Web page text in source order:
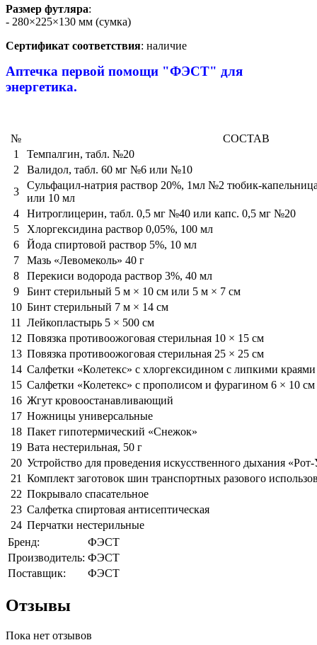
Размер футляра:
- 280×225×130 мм (сумка)
Сертификат соответствия: наличие
Аптечка первой помощи "ФЭСТ" для
энергетика.
№
СОСТАВ
1
Темпалгин, табл. №20
2
Валидол, табл. 60 мг №6 или №10
3
Сульфацил-натрия раствор 20%, 1мл №2 тюбик-
или 10 мл
4
Нитроглицерин, табл. 0,5 мг №40 или капс. 0,5 мг №20
5
Хлоргексидина раствор 0,05%, 100 мл
6
Йода спиртовой раствор 5%, 10 мл
7
Мазь «Левомеколь» 40 г
8
Перекиси водорода раствор 3%, 40 мл
9
Бинт стерильный 5 м × 10 см или 5 м × 7 см
10 Бинт стерильный 7 м × 14 см
11
Лейкопластырь 5 × 500 см
12 Повязка противоожоговая стерильная 10 × 15 см
13 Повязка противоожоговая стерильная 25 × 25 см
14 Салфетки «Колетекс» с хлоргексидином с липкими
15 Салфетки «Колетекс» с прополисом и фурагином 6 × 10 см
16 Жгут кровоостанавливающий
17 Ножницы универсальные
18 Пакет гипотермический «Снежок»
19 Вата нестерильная, 50 г
20 Устройство для проведения искусственного дыхания
21 Комплект заготовок шин транспортных разового
22 Покрывало спасательное
23 Салфетка спиртовая антисептическая
24 Перчатки нестерильные
Бренд:
ФЭСТ
Производитель: ФЭСТ
Поставщик:
ФЭСТ
Отзывы
Пока нет отзывов